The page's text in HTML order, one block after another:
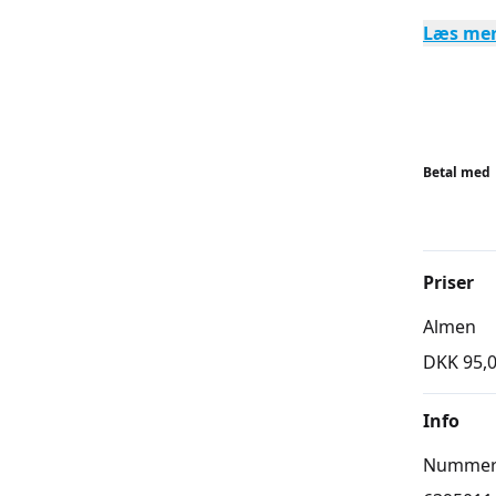
I
LOF
Læs
Betal med
Priser
Almen
DKK
Info